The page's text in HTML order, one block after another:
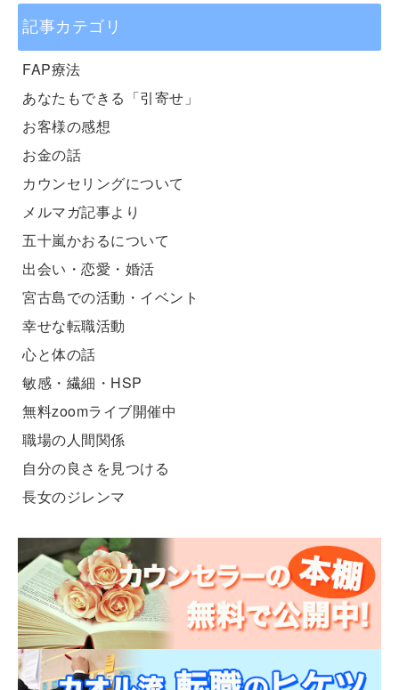
記事カテゴリ
FAP療法
あなたもできる「引寄せ」
お客様の感想
お金の話
カウンセリングについて
メルマガ記事より
五十嵐かおるについて
出会い・恋愛・婚活
宮古島での活動・イベント
幸せな転職活動
心と体の話
敏感・繊細・HSP
無料zoomライブ開催中
職場の人間関係
自分の良さを見つける
長女のジレンマ